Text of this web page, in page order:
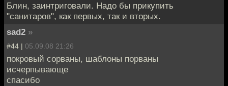
Блин, заинтриговали. Надо бы прикупить
"санитаров", как первых, так и вторых.
sad2 »
#44 | 05.09.08 21:26
покровый сорваны, шаблоны порваны
исчерпывающе
спасибо